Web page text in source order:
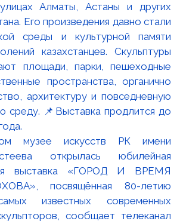
музее искусств РК имени
открылась юбилейная
выставка «ГОРОД И ВРЕМЯ
посвящённая 80-летию
известных современных
сообщает телеканал